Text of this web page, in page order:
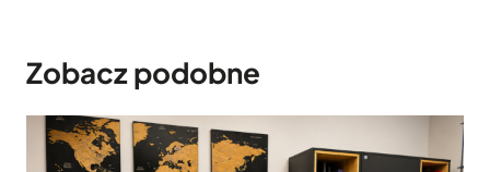
Zobacz podobne